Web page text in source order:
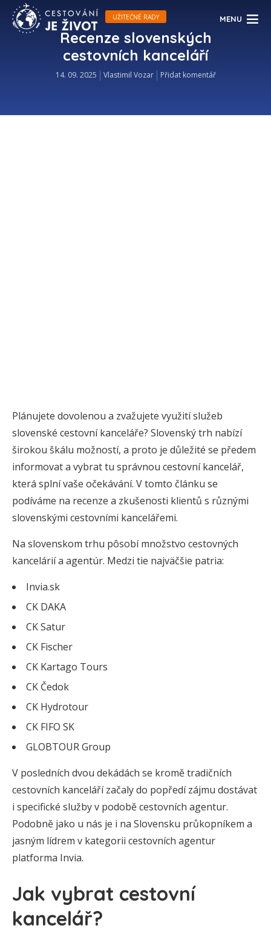
MENU
UŽITEČNÉ RADY
Recenze slovenských
cestovních kanceláří
14. 09. 2025 Vlastimil Vozar Přidat komentář
Plánujete dovolenou a zvažujete využití služeb
slovenské cestovní kanceláře? Slovenský trh nabízí
širokou škálu možností, a proto je důležité se předem
informovat a vybrat tu správnou cestovní kancelář,
která splní vaše očekávání. V tomto článku se
podíváme na recenze a zkušenosti klientů s různými
slovenskými cestovními kancelářemi.
Na slovenskom trhu pôsobí množstvo cestovných
kancelárií a agentúr. Medzi tie najväčšie patria:
Invia.sk
CK DAKA
CK Satur
CK Fischer
CK Kartago Tours
CK Čedok
CK Hydrotour
CK FIFO SK
GLOBTOUR Group
V posledních dvou dekádách se kromě tradičních
cestovních kanceláří začaly do popředí zájmu dostávat
i specifické služby v podobě cestovních agentur.
Podobně jako u nás je i na Slovensku průkopníkem a
jasným lídrem v kategorii cestovních agentur
platforma Invia.
Jak vybrat cestovní
kancelář?